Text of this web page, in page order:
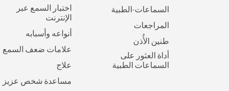
السماعات-الطبية
المراجعات
طنين الأُذن
أداة العثور على
السماعات الطبية
اختبار السمع عبر
الإنترنت
أنواعه وأسبابه
علامات ضعف السمع
علاج
مساعدة شخص عزيز